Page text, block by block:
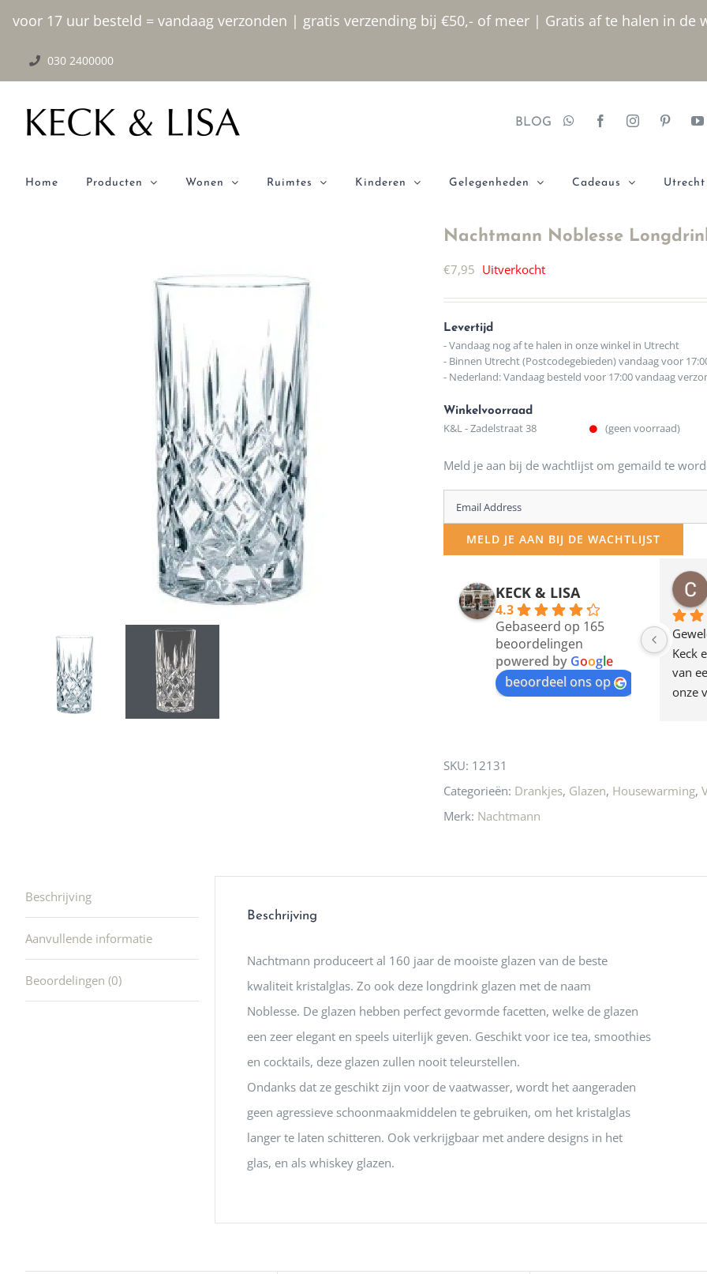
voor 17 uur besteld = vandaag verzonden | gratis verzending bij €50,- of meer | Gratis af te halen in
inhoud
030 2400000
BLOG
Home Producten Wonen Ruimtes Kinderen Gelegenheden Cadeaus Utrecht
Nachtmann Noblesse
€7,95 Uitverkocht
Levertijd
- Vandaag nog af te halen in onze winkel in Utrecht
- Binnen Utrecht (Postcodegebieden) vandaag voor
- Nederland: Vandaag besteld voor 17:00 vandaag
Winkelvoorraad
K&L - Zadelstraat 38 (geen voorraad)
Meld je aan bij de wachtlijst om gemaild te
Enter
your
email
MELD JE AAN BIJ DE WACHTLIJST
KECK & LISA
4.3
Gebaseerd op 165
beoordelingen
powered by Google
beoordeel ons op
ook heel aardig en gezellig
12 maanden geleden
Waarom in hemelsnaam
de woonwinkel op de
klippen  laten lopen? Waar
moeten nu de design
Keck
van
onze
SKU: 12131
Categorieën: Drankjes, Glazen, Housewarming,
Merk: Nachtmann
Beschrijving
Aanvullende informatie
Beoordelingen (0)
Beschrijving
Nachtmann produceert al 160 jaar de mooiste glazen van de beste
kwaliteit kristalglas. Zo ook deze longdrink glazen met de naam
Noblesse. De glazen hebben perfect gevormde facetten, welke de glazen
een zeer elegant en speels uiterlijk geven. Geschikt voor ice tea, smoothies
en cocktails, deze glazen zullen nooit teleurstellen.
Ondanks dat ze geschikt zijn voor de vaatwasser, wordt het aangeraden
geen agressieve schoonmaakmiddelen te gebruiken, om het kristalglas
langer te laten schitteren. Ook verkrijgbaar met andere designs in het
glas, en als whiskey glazen.